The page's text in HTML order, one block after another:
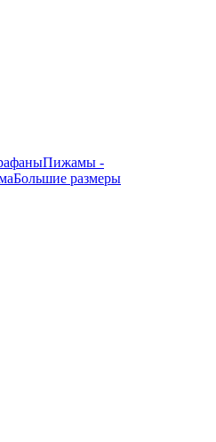
Пижамы -
Большие размеры